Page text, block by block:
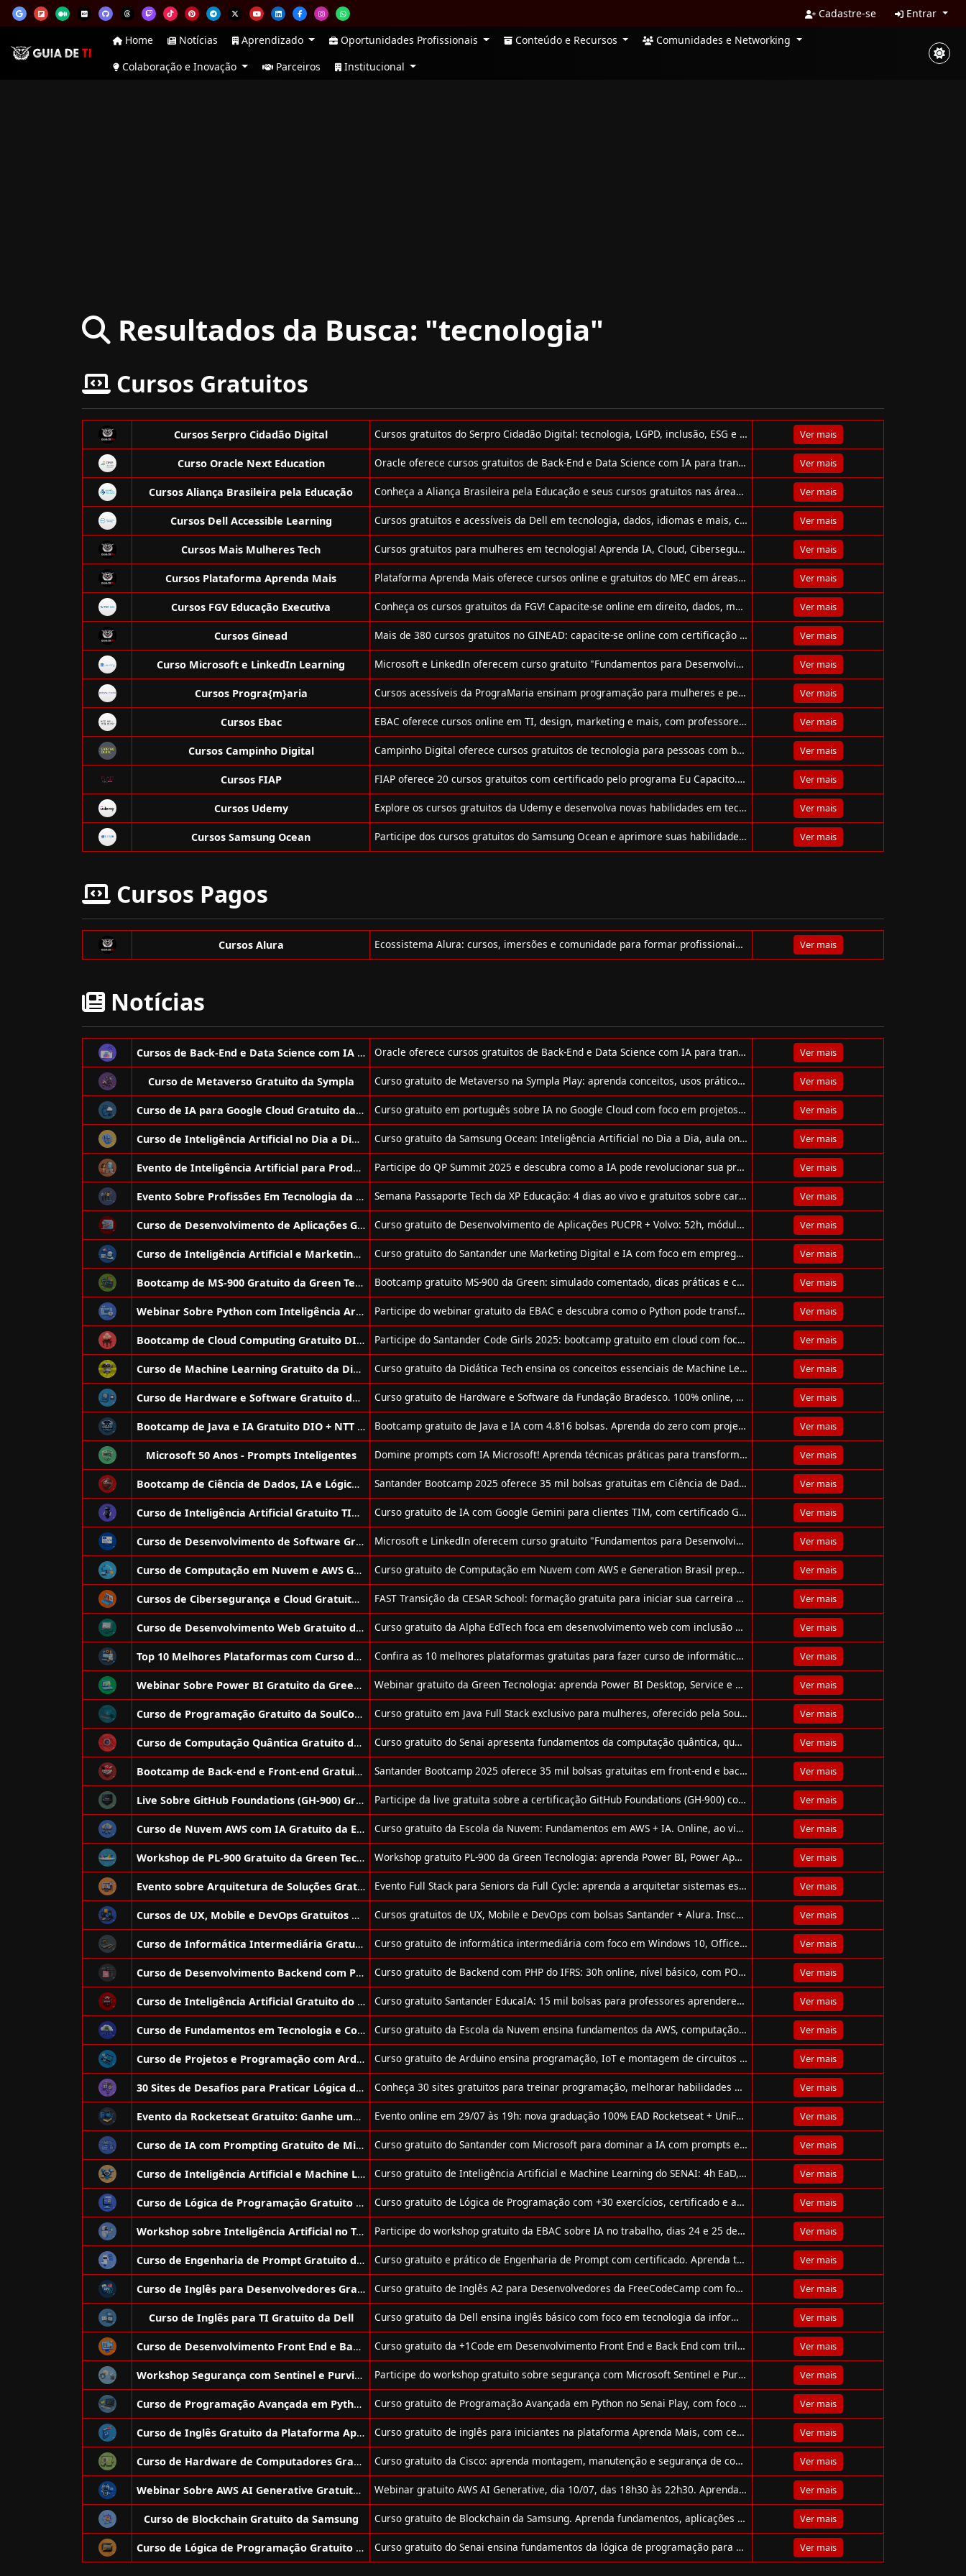
Cadastre-se
Entrar
Home
Notícias Aprendizado Oportunidades Profissionais Conteúdo e Recursos
Comunidades e Networking
Colaboração e Inovação
Parceiros Institucional
Resultados da Busca: "tecnologia"
Cursos Gratuitos
Cursos Serpro Cidadão Digital Cursos gratuitos do Serpro Cidadão Digital: tecnologia, LGPD, inclusão, ESG e habilidades digitais para impulsionar sua carreira. Ver mais
Curso Oracle Next Education Oracle oferece cursos gratuitos de Back-End e Data Science com IA para transformar vidas por meio do programa Oracle Next Education (ONE). Ver mais
Cursos Aliança Brasileira pela Educação Conheça a Aliança Brasileira pela Educação e seus cursos gratuitos nas áreas de inovação, liderança, tecnologia, ESG e muito mais. Ver mais
Cursos Dell Accessible Learning Cursos gratuitos e acessíveis da Dell em tecnologia, dados, idiomas e mais, com certificado da UECE. Ver mais
Cursos Mais Mulheres Tech Cursos gratuitos para mulheres em tecnologia! Aprenda IA, Cloud, Cibersegurança, Redes e muito mais com a WoMakersCode. Ver mais
Cursos Plataforma Aprenda Mais Plataforma Aprenda Mais oferece cursos online e gratuitos do MEC em áreas como tecnologia, idiomas, saúde e muito mais Ver mais
Cursos FGV Educação Executiva Conheça os cursos gratuitos da FGV! Capacite-se online em direito, dados, marketing, gestão e mais, com certificado reconhecido. Ver mais
Cursos Ginead Mais de 380 cursos gratuitos no GINEAD: capacite-se online com certificação opcional. Flexibilidade e qualidade no seu ritmo! Ver mais
Curso Microsoft e LinkedIn Learning Microsoft e LinkedIn oferecem curso gratuito "Fundamentos para Desenvolvimento de Software", online e com certificado reconhecido internacionalmente. Ver mais
Cursos Progra{m}aria Cursos acessíveis da PrograMaria ensinam programação para mulheres e pessoas de gêneros minorizados com foco em inclusão e empregabilidade. Ver mais
Cursos Ebac EBAC oferece cursos online em TI, design, marketing e mais, com professores do mercado, projetos práticos e certificado reconhecido. Ver mais
Cursos Campinho Digital Campinho Digital oferece cursos gratuitos de tecnologia para pessoas com barreiras sociais, com foco em nuvem, programação e IA. Ver mais
Cursos FIAP FIAP oferece 20 cursos gratuitos com certificado pelo programa Eu Capacito. Aprenda tecnologia, inovação e negócios online e no seu ritmo! Ver mais
Cursos Udemy Explore os cursos gratuitos da Udemy e desenvolva novas habilidades em tecnologia, negócios, design e muito mais — tudo online e em português! Ver mais
Cursos Samsung Ocean Participe dos cursos gratuitos do Samsung Ocean e aprimore suas habilidades em tecnologia com certificação e aulas presenciais e online! Ver mais
Cursos Pagos
Cursos Alura Ecossistema Alura: cursos, imersões e comunidade para formar profissionais multidisciplinares em Tech. Ver mais
Notícias
Cursos de Back-End e Data Science com IA Gratuitos da Oracle Oracle oferece cursos gratuitos de Back-End e Data Science com IA para transformar vidas por meio do programa Oracle Next Education (ONE). Ver mais
Curso de Metaverso Gratuito da Sympla Curso gratuito de Metaverso na Sympla Play: aprenda conceitos, usos práticos, acesso e certificação digital reconhecida. Ver mais
Curso de IA para Google Cloud Gratuito da Fast Lane Curso gratuito em português sobre IA no Google Cloud com foco em projetos generativos e preditivos. Vagas limitadas! Ver mais
Curso de Inteligência Artificial no Dia a Dia Gratuito da Samsung Ocean Curso gratuito da Samsung Ocean: Inteligência Artificial no Dia a Dia, aula online em 18/11 com certificado e exemplos práticos. Ver mais
Evento de Inteligência Artificial para Produtividade Gratuito da Voitto Participe do QP Summit 2025 e descubra como a IA pode revolucionar sua produtividade. Evento online e gratuito! Ver mais
Evento Sobre Profissões Em Tecnologia da Informação Gratuito da XP Educação Semana Passaporte Tech da XP Educação: 4 dias ao vivo e gratuitos sobre carreira tech global, IA, cloud, dados, segurança e dev. Ver mais
Curso de Desenvolvimento de Aplicações Gratuito da PUCPR + VOLVO Curso gratuito de Desenvolvimento de Aplicações PUCPR + Volvo: 52h, módulos de .NET, SQL, Entity e projetos práticos. Ver mais
Curso de Inteligência Artificial e Marketing Digital Gratuito do Santander Curso gratuito do Santander une Marketing Digital e IA com foco em empregabilidade e inclusão. 125h, online, com certificação universitária. Ver mais
Bootcamp de MS-900 Gratuito da Green Tecnologia Bootcamp gratuito MS‑900 da Green: simulado comentado, dicas práticas e certificado para sua certificação em Microsoft 365. Ver mais
Webinar Sobre Python com Inteligência Artificial Gratuito da Ebac Participe do webinar gratuito da EBAC e descubra como o Python pode transformar sua carreira na tecnologia! Ver mais
Bootcamp de Cloud Computing Gratuito DIO + Santander Participe do Santander Code Girls 2025: bootcamp gratuito em cloud com foco em AWS, DevOps e oportunidades reais de contratação! Ver mais
Curso de Machine Learning Gratuito da Didática Tech Curso gratuito da Didática Tech ensina os conceitos essenciais de Machine Learning online, com certificado e aulas em vídeo. Ver mais
Curso de Hardware e Software Gratuito da Fundação Bradesco Curso gratuito de Hardware e Software da Fundação Bradesco. 100% online, com certificado e ideal para iniciantes em tecnologia. Ver mais
Bootcamp de Java e IA Gratuito DIO + NTT Data Bootcamp gratuito de Java e IA com 4.816 bolsas. Aprenda do zero com projetos, IA e mentoria com a DIO e a NTT Data. Ver mais
Microsoft 50 Anos - Prompts Inteligentes Domine prompts com IA Microsoft! Aprenda técnicas práticas para transformar tarefas em resultados incríveis usando IA generativa. Ver mais
Bootcamp de Ciência de Dados, IA e Lógica de Programação Gratuito Santander Bootcamp 2025 oferece 35 mil bolsas gratuitas em Ciência de Dados, IA e Programação. Curso online com certificado em 3 meses. Ver mais
Curso de Inteligência Artificial Gratuito TIM + Google e Descomplica Curso gratuito de IA com Google Gemini para clientes TIM, com certificado Google Cloud e 14h de conteúdo online e prático! Ver mais
Curso de Desenvolvimento de Software Gratuito Oferecido por LinkedIn e Microsoft Microsoft e LinkedIn oferecem curso gratuito "Fundamentos para Desenvolvimento de Software", online e com certificado reconhecido internacionalmente. Ver mais
Curso de Computação em Nuvem e AWS Gratuito da Generation Brasil Curso gratuito de Computação em Nuvem com AWS e Generation Brasil prepara jovens para o mercado tech com apoio à empregabilidade. Ver mais
Cursos de Cibersegurança e Cloud Gratuitos da Cesar School FAST Transição da CESAR School: formação gratuita para iniciar sua carreira em Cibersegurança ou Computação em Nuvem. Ver mais
Curso de Desenvolvimento Web Gratuito da Alpha Lumen Curso gratuito da Alpha EdTech foca em desenvolvimento web com inclusão social e prática real em empresas. Ver mais
Top 10 Melhores Plataformas com Curso de Informática Gratuitos em 2025 Confira as 10 melhores plataformas gratuitas para fazer curso de informática e tecnologia em 2025 e se destaque no mercado de trabalho! Ver mais
Webinar Sobre Power BI Gratuito da Green Tecnologia Webinar gratuito da Green Tecnologia: aprenda Power BI Desktop, Service e Mobile com IA, DAX e dashboards interativos. Ver mais
Curso de Programação Gratuito da SoulCode + PagBank Curso gratuito em Java Full Stack exclusivo para mulheres, oferecido pela SoulCode e PagBank. Inscrições até 18 de julho! Ver mais
Curso de Computação Quântica Gratuito do Senai Curso gratuito do Senai apresenta fundamentos da computação quântica, qubits e aplicações em 4h, com foco em iniciantes e curiosos em tecnologia. Ver mais
Bootcamp de Back-end e Front-end Gratuito do Santander Santander Bootcamp 2025 oferece 35 mil bolsas gratuitas em front-end e back-end com Java ou Python, 100h de conteúdo, certificado e prêmios. Ver mais
Live Sobre GitHub Foundations (GH-900) Gratuita da Green Tecnologia Participe da live gratuita sobre a certificação GitHub Foundations (GH-900) com certificado e sorteio de curso! Ver mais
Curso de Nuvem AWS com IA Gratuito da Escola da Nuvem Curso gratuito da Escola da Nuvem: Fundamentos em AWS + IA. Online, ao vivo, com prática hands-on e conexão a vagas no mercado de tecnologia. Ver mais
Workshop de PL-900 Gratuito da Green Tecnologia Workshop gratuito PL-900 da Green Tecnologia: aprenda Power BI, Power Apps, Power Automate e Dataverse com certificado Microsoft. Ver mais
Evento sobre Arquitetura de Soluções Gratuito da Full Stack Evento Full Stack para Seniors da Full Cycle: aprenda a arquitetar sistemas escaláveis com especialistas, 100% online e gratuito. Ver mais
Cursos de UX, Mobile e DevOps Gratuitos de Santander + Alura Cursos gratuitos de UX, Mobile e DevOps com bolsas Santander + Alura. Inscreva-se e avance na carreira tech! Ver mais
Curso de Informática Intermediária Gratuito da Prime Cursos Curso gratuito de informática intermediária com foco em Windows 10, Office, IoT e segurança digital. Adquira certificado! Ver mais
Curso de Desenvolvimento Backend com PHP Gratuito da IFRS Curso gratuito de Backend com PHP do IFRS: 30h online, nível básico, com POO, banco de dados e APIs. Ver mais
Curso de Inteligência Artificial Gratuito do Santander Curso gratuito Santander EducaIA: 15 mil bolsas para professores aprenderem a usar IA como assistente no planejamento e ensino. Ver mais
Curso de Fundamentos em Tecnologia e Computação na Nuvem + IA Gratuito Curso gratuito da Escola da Nuvem ensina fundamentos da AWS, computação em nuvem e IA com práticas e apoio para inserção no mercado. Ver mais
Curso de Projetos e Programação com Arduino Gratuito Curso gratuito de Arduino ensina programação, IoT e montagem de circuitos com aula prática e certificado. Ver mais
30 Sites de Desafios para Praticar Lógica de Programação Conheça 30 sites gratuitos para treinar programação, melhorar habilidades e se destacar na área de tecnologia! Ver mais
Evento da Rocketseat Gratuito: Ganhe uma Bolsa 100% para Graduação Evento online em 29/07 às 19h: nova graduação 100% EAD Rocketseat + UniFECAF, bolsa 100%, skills mais valorizadas e vagas quentes! Ver mais
Curso de IA com Prompting Gratuito de Microsoft & Founderz Curso gratuito do Santander com Microsoft para dominar a IA com prompts eficazes e uso ético da tecnologia. Ver mais
Curso de Inteligência Artificial e Machine Learning Gratuito do Senai Curso gratuito de Inteligência Artificial e Machine Learning do SENAI: 4h EaD, certificado e início imediato. Ver mais
Curso de Lógica de Programação Gratuito da Trybe Curso gratuito de Lógica de Programação com +30 exercícios, certificado e aulas práticas online para iniciantes em tecnologia. Ver mais
Workshop sobre Inteligência Artificial no Trabalho Gratuito da Ebac Participe do workshop gratuito da EBAC sobre IA no trabalho, dias 24 e 25 de junho, às 19h. Inscreva-se já! Ver mais
Curso de Engenharia de Prompt Gratuito da Samsung Ocean Curso gratuito e prático de Engenharia de Prompt com certificado. Aprenda técnicas avançadas em 4h no Samsung Ocean. Ver mais
Curso de Inglês para Desenvolvedores Gratuito da FreeCodeCamp Curso gratuito de Inglês A2 para Desenvolvedores da FreeCodeCamp com foco em vocabulário técnico e comunicação profissional. Ver mais
Curso de Inglês para TI Gratuito da Dell Curso gratuito da Dell ensina inglês básico com foco em tecnologia da informação. 40h, 4 módulos e acompanhamento pedagógico. Ver mais
Curso de Desenvolvimento Front End e Back End Gratuito da +1 Code Curso gratuito da +1Code em Desenvolvimento Front End e Back End com trilhas práticas, soft skills e apoio para inserção no mercado de trabalho. Ver mais
Workshop Segurança com Sentinel e Purview Gratuito da Green Tecnologia Participe do workshop gratuito sobre segurança com Microsoft Sentinel e Purview. Ao vivo, com certificado e conteúdo prático focado em segurança e GRC. Ver mais
Curso de Programação Avançada em Python Gratuito do Senai Play Curso gratuito de Programação Avançada em Python no Senai Play, com foco em ciência de dados, OOP e visualização. Ver mais
Curso de Inglês Gratuito da Plataforma Aprende Mais Curso gratuito de inglês para iniciantes na plataforma Aprenda Mais, com certificado do MEC. Inscrições até 30 de junho! Ver mais
Curso de Hardware de Computadores Gratuito da Cisco Curso gratuito da Cisco: aprenda montagem, manutenção e segurança de computadores, laptops e dispositivos móveis com certificado digital. Ver mais
Webinar Sobre AWS AI Generative Gratuito da Green Tecnologia Webinar gratuito AWS AI Generative, dia 10/07, das 18h30 às 22h30. Aprenda IA generativa, segurança e integração na AWS. Ver mais
Curso de Blockchain Gratuito da Samsung Curso gratuito de Blockchain da Samsung. Aprenda fundamentos, aplicações e contratos inteligentes em 2h com certificado! Ver mais
Curso de Lógica de Programação Gratuito do Senai Curso gratuito do Senai ensina fundamentos da lógica de programação para criar sites, jogos e robôs. Ver mais